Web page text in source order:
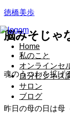
徳橋美歩
Home
私のこと
オンラインセ
自分ビジネス
サロン
ブログ
脳みそじゃ
魂のうつわを拡げ
昨日の母の日は母